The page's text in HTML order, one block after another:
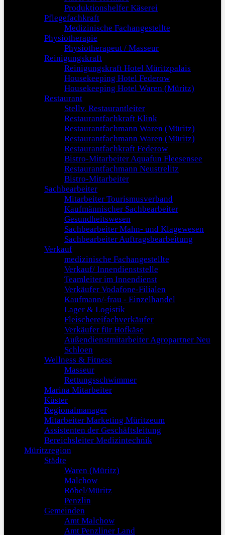
Produktionshelfer Käserei
Pflegefachkraft
Medizinische Fachangestellte
Physiotherapie
Physiotherapeut / Masseur
Reinigungskraft
Reinigungskraft Hotel Müritzpalais
Housekeeping Hotel Federow
Housekeeping Hotel Waren (Müritz)
Restaurant
Stellv. Restaurantleiter
Restaurantfachkraft Klink
Restaurantfachmann Waren (Müritz)
Restaurantfachmann Waren (Müritz)
Restaurantfachkraft Federow
Bistro-Mitarbeiter Aquafun Fleesensee
Restaurantfachmann Neustrelitz
Bistro-Mitarbeiter
Sachbearbeiter
Mitarbeiter Tourismusverband
Kaufmännischer Sachbearbeiter
Gesundheitswesen
Sachbearbeiter Mahn- und Klagewesen
Sachbearbeiter Auftragsbearbeitung
Verkauf
medizinische Fachangestellte
Verkauf/ Innendienststelle
Teamleiter im Innendienst
Verkäufer Vodafone-Filialen
Kaufmann/-frau - Einzelhandel
Lager & Logistik
Fleischereifachverkäufer
Verkäufer für Hofkäse
Außendienstmitarbeiter Agropartner Neu
Schloen
Wellness & Fitness
Masseur
Rettungsschwimmer
Marina Mitarbeiter
Küster
Regionalmanager
Mitarbeiter Marketing Müritzeum
Assistenten der Geschäftsleitung
Bereichsleiter Medizintechnik
Müritzregion
Städte
Waren (Müritz)
Malchow
Röbel/Müritz
Penzlin
Gemeinden
Amt Malchow
Amt Penzliner Land